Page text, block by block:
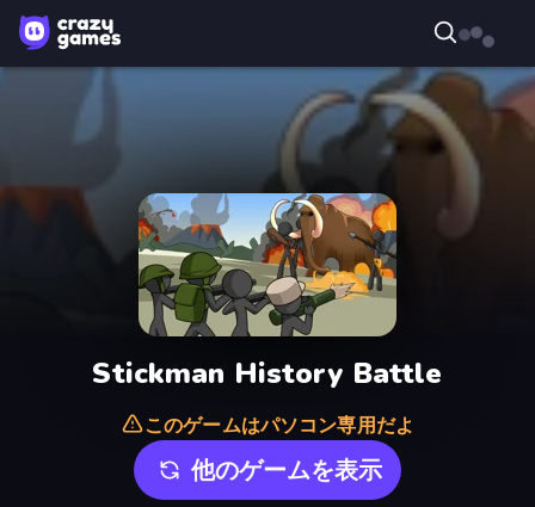
Stickman History Battle
このゲームはパソコン専用だよ
他のゲームを表示